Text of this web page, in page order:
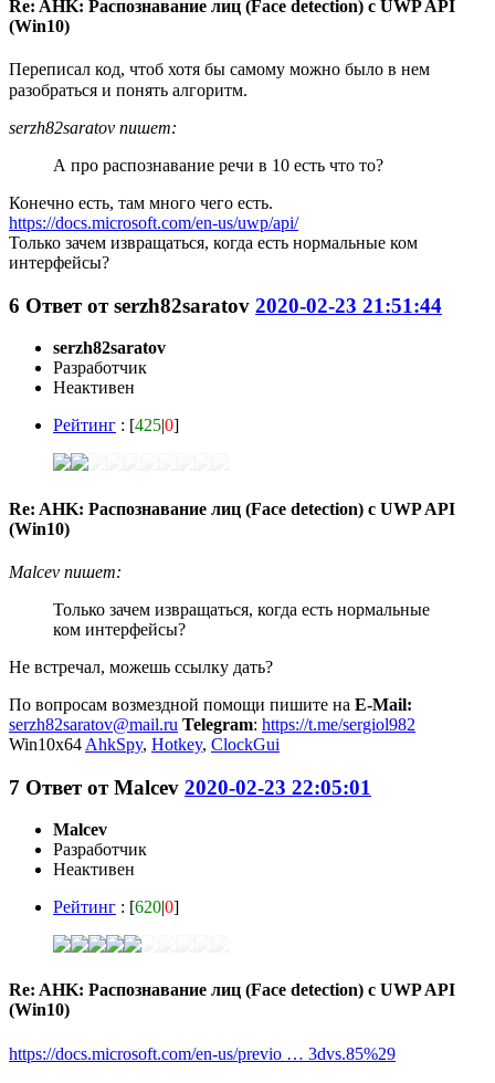
Re: AHK: Распознавание лиц (Face detection) с UWP API
(Win10)
Переписал код, чтоб хотя бы самому можно было в нем
разобраться и понять алгоритм.
serzh82saratov пишет:
А про распознавание речи в 10 есть что то?
Конечно есть, там много чего есть.
https://docs.microsoft.com/en-us/uwp/api/
Только зачем извращаться, когда есть нормальные ком
интерфейсы?
6 Ответ отserzh82saratov 2020-02-23 21:51:44
serzh82saratov
Разработчик
Неактивен
Рейтинг : [425|0]
Re: AHK: Распознавание лиц (Face detection) с UWP API
(Win10)
Malcev пишет:
Только зачем извращаться, когда есть нормальные
ком интерфейсы?
Не встречал, можешь ссылку дать?
По вопросам возмездной помощи пишите на E-Mail:
serzh82saratov@mail.ru Telegram: https://t.me/sergiol982
Win10x64 AhkSpy, Hotkey, ClockGui
7 Ответ отMalcev 2020-02-23 22:05:01
Malcev
Разработчик
Неактивен
Рейтинг : [620|0]
Re: AHK: Распознавание лиц (Face detection) с UWP API
(Win10)
https://docs.microsoft.com/en-us/previo … 3dvs.85%29